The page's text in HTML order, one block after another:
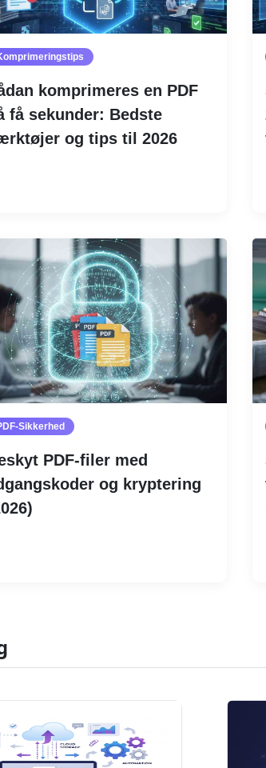
komprimeres en PDF
få sekunder: Bedste
og tips til 2026
Sikkerhed
PDF-filer med
og kryptering